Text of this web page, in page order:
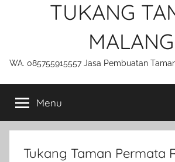
TUKANG
MALANG
WA. 085755915557 Jasa Pembuatan
Menu
Tukang Taman Permata